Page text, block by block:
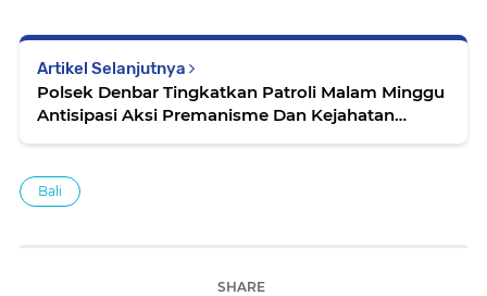
Artikel Selanjutnya
Polsek Denbar Tingkatkan Patroli Malam Minggu
Antisipasi Aksi Premanisme Dan Kejahatan
Bali
SHARE